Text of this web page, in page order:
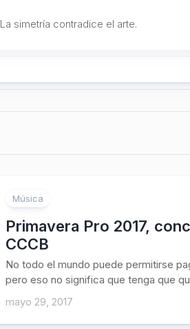
La simetría contradice el arte.
Música
Primavera Pro 2017,
CCCB
No todo el mundo puede permitirse
pero eso no significa que tenga que
mayo 29, 2017